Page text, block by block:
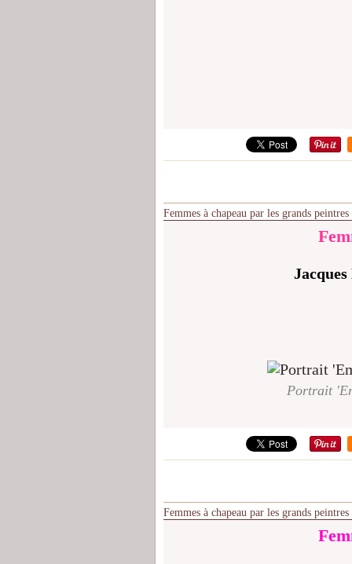
Femmes à chapeau par les grands
Portrait
Femmes à chapeau par les grands